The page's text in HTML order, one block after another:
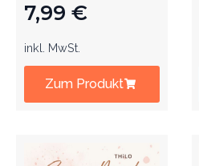
7,99 €
inkl. MwSt.
Zum Produkt